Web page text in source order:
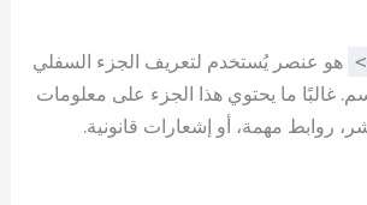
هو عنصر يُستخدم لتعريف الجزء السفلي
غالبًا ما يحتوي هذا الجزء على معلومات
روابط مهمة، أو إشعارات قانونية.